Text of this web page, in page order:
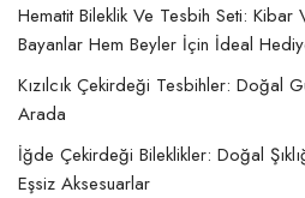
Hematit Bileklik Ve Tesbih Seti: Kibar
Bayanlar Hem Beyler İçin İdeal
Kızılcık Çekirdeği Tesbihler: Doğal
Arada
İğde Çekirdeği Bileklikler: Doğal
Eşsiz Aksesuarlar